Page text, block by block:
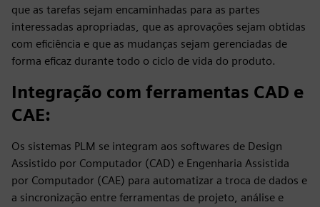
que as tarefas sejam encaminhadas para as partes
interessadas apropriadas, que as aprovações sejam obtidas
com eficiência e que as mudanças sejam gerenciadas de
forma eficaz durante todo o ciclo de vida do produto.
Integração com ferramentas CAD e
CAE:
Os sistemas PLM se integram aos softwares de Design
Assistido por Computador (CAD) e Engenharia Assistida
por Computador (CAE) para automatizar a troca de dados e
a sincronização entre ferramentas de projeto, análise e